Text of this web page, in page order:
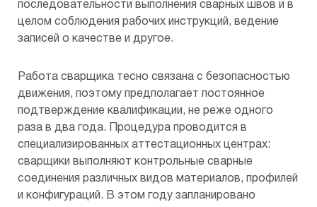
последовательности выполнения сварных швов и в
целом соблюдения рабочих инструкций, ведение
записей о качестве и другое.
Работа сварщика тесно связана с безопасностью
движения, поэтому предполагает постоянное
подтверждение квалификации, не реже одного
раза в два года. Процедура проводится в
специализированных аттестационных центрах:
сварщики выполняют контрольные сварные
соединения различных видов материалов, профилей
и конфигураций. В этом году запланировано